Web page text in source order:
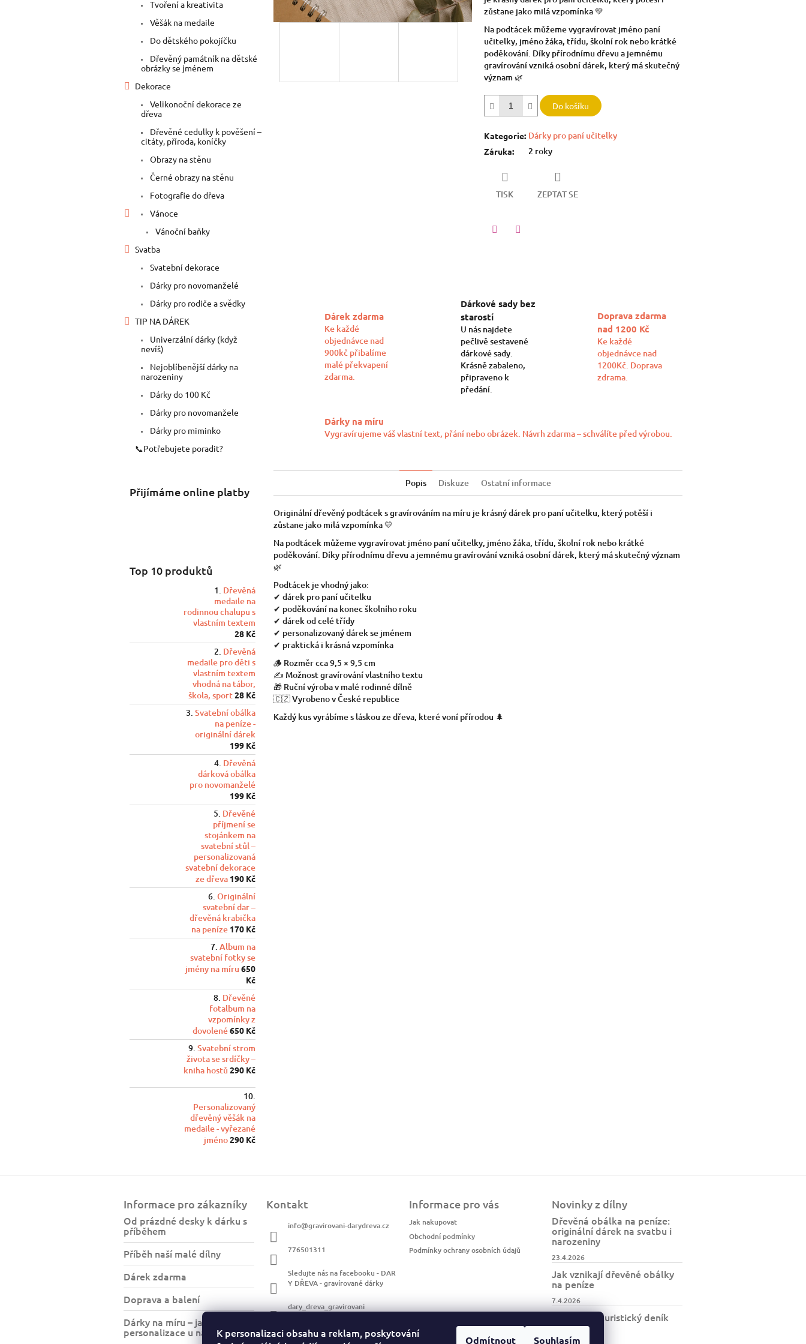
K personalizaci obsahu a reklam, poskytování
Odmítnout Souhlasím
Tvoření a kreativita
Věšák na medaile
Do dětského pokojíčku
Dřevěný památník na dětské
obrázky se jménem
Dekorace
Velikonoční dekorace ze
dřeva
Dřevěné cedulky k pověšení –
citáty, příroda, koníčky
Obrazy na stěnu
Černé obrazy na stěnu
Fotografie do dřeva
Vánoce
Vánoční baňky
Svatba
Svatební dekorace
Dárky pro novomanželé
Dárky pro rodiče a svědky
TIP NA DÁREK
Univerzální dárky (když
nevíš)
Nejoblíbenější dárky na
narozeniny
Dárky do 100 Kč
Dárky pro novomanžele
Dárky pro miminko
📞Potřebujete poradit?
Přijímáme online platby
Top 10 produktů
Dřevěná
medaile na
rodinnou chalupu s
vlastním textem
28 Kč
Dřevěná
medaile pro děti s
vlastním textem
vhodná na tábor,
škola, sport28 Kč
Svatební obálka
na peníze -
originální dárek
199 Kč
Dřevěná
dárková obálka
pro novomanželé
199 Kč
Dřevěné
příjmení se
stojánkem na
svatební stůl –
personalizovaná
svatební dekorace
ze dřeva 190 Kč
Originální
svatební dar –
dřevěná krabička
na peníze 170 Kč
Album na
svatební fotky se
jmény na míru 650
Kč
Dřevěné
fotalbum na
vzpomínky z
dovolené650 Kč
Svatební strom
života se srdíčky –
kniha hostů 290 Kč
Personalizovaný
dřevěný věšák na
medaile - vyřezané
jméno290 Kč
5
hvězdiček.
zůstane jako milá vzpomínka 💛
Na podtácek můžeme vygravírovat jméno paní
učitelky, jméno žáka, třídu, školní rok nebo krátké
poděkování. Díky přírodnímu dřevu a jemnému
gravírování vzniká osobní dárek, který má skutečný
význam 🌿
Do košíku
Kategorie: Dárky pro paní učitelky
Záruka: 2 roky
TISK ZEPTAT SE
Dárek zdarma
Ke každé
objednávce nad
900kč přibalíme
malé překvapení
zdarma.
Dárkové sady bez
starostí
U nás najdete
pečlivě sestavené
dárkové sady.
Krásně zabaleno,
připraveno k
předání.
Doprava zdarma
nad 1200 Kč
Ke každé
objednávce nad
1200Kč. Doprava
zdrama.
Dárky na míru
Vygravírujeme váš vlastní text, přání nebo obrázek. Návrh zdarma – schválíte před výrobou.
Popis Diskuze Ostatní informace
Originální dřevěný podtácek s gravírováním na míru je krásný dárek pro paní učitelku, který potěší i
zůstane jako milá vzpomínka 💛
Na podtácek můžeme vygravírovat jméno paní učitelky, jméno žáka, třídu, školní rok nebo krátké
poděkování. Díky přírodnímu dřevu a jemnému gravírování vzniká osobní dárek, který má skutečný význam
🌿
Podtácek je vhodný jako:
✔ dárek pro paní učitelku
✔ poděkování na konec školního roku
✔ dárek od celé třídy
✔ personalizovaný dárek se jménem
✔ praktická i krásná vzpomínka
🪵 Rozměr cca 9,5 × 9,5 cm
✍️ Možnost gravírování vlastního textu
🎁 Ruční výroba v malé rodinné dílně
🇨🇿 Vyrobeno v České republice
Každý kus vyrábíme s láskou ze dřeva, které voní přírodou 🌲
Informace pro zákazníky
Od prázdné desky k dárku s
příběhem
Příběh naší malé dílny
Dárek zdarma
Doprava a balení
Dárky na míru – jak funguje
personalizace u nás?
Kontakt
info@gravirovani-darydreva.cz
776501311
Sledujte nás na facebooku - DAR
Y DŘEVA - gravírované dárky
dary_dreva_gravirovani
Informace pro vás
Jak nakupovat
Obchodní podmínky
Podmínky ochrany osobních údajů
Novinky z dílny
Dřevěná obálka na peníze:
originální dárek na svatbu i
narozeniny
23.4.2026
Jak vznikají dřevěné obálky
na peníze
7.4.2026
Jak vzniká turistický deník
BESKYDY